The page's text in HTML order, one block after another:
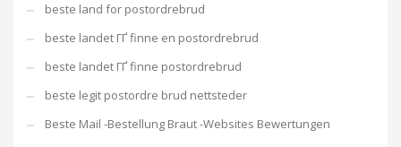
beste land for postordrebrud
beste landet ГҐ finne en postordrebrud
beste landet ГҐ finne postordrebrud
beste legit postordre brud nettsteder
Beste Mail -Bestellung Braut -Websites Bewertungen